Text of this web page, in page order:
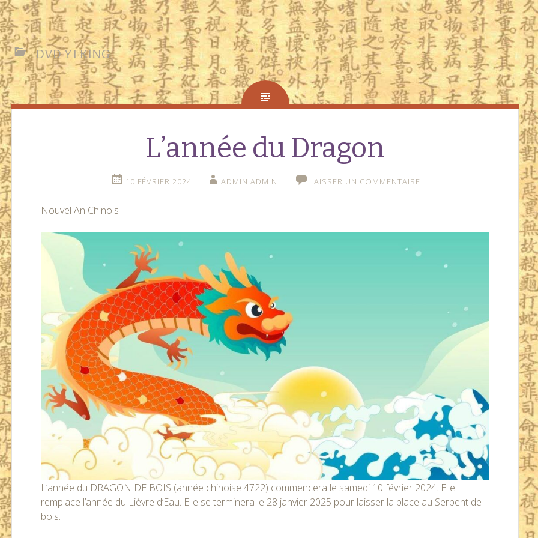
DVD YI KING
L’année du Dragon
10 FÉVRIER 2024 ADMIN ADMIN LAISSER UN COMMENTAIRE
Nouvel An Chinois
L’année du DRAGON DE BOIS (année chinoise 4722) commencera le samedi 10 février 2024. Elle
remplace l’année du Lièvre d’Eau. Elle se terminera le 28 janvier 2025 pour laisser la place au Serpent de
bois.